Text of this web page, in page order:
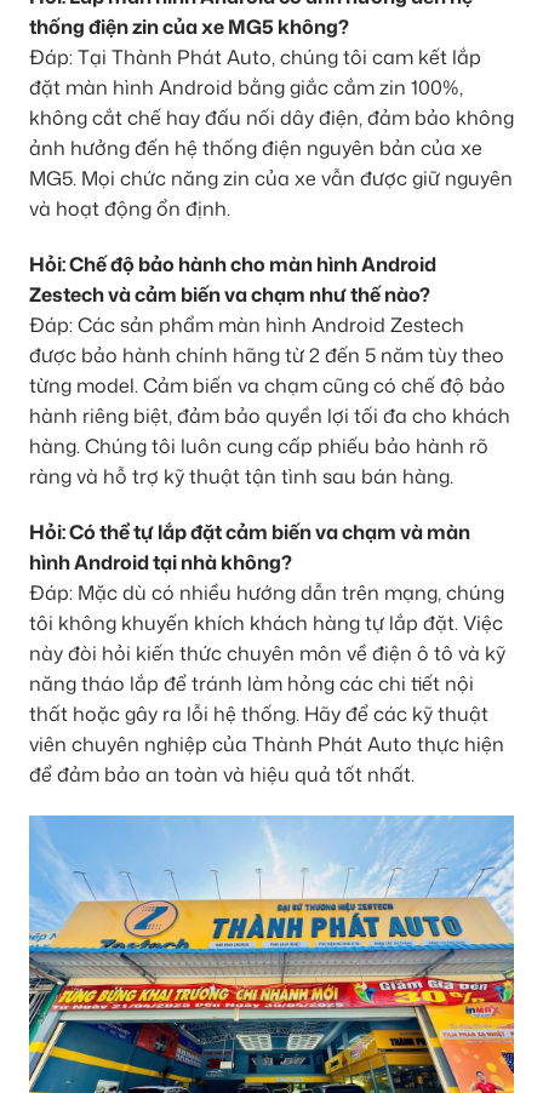
thống điện zin của xe MG5 không?
Đáp: Tại Thành Phát Auto, chúng tôi cam kết lắp
đặt màn hình Android bằng giắc cắm zin 100%,
không cắt chế hay đấu nối dây điện, đảm bảo không
ảnh hưởng đến hệ thống điện nguyên bản của xe
MG5. Mọi chức năng zin của xe vẫn được giữ nguyên
và hoạt động ổn định.
Hỏi: Chế độ bảo hành cho màn hình Android
Zestech và cảm biến va chạm như thế nào?
Đáp: Các sản phẩm màn hình Android Zestech
được bảo hành chính hãng từ 2 đến 5 năm tùy theo
từng model. Cảm biến va chạm cũng có chế độ bảo
hành riêng biệt, đảm bảo quyền lợi tối đa cho khách
hàng. Chúng tôi luôn cung cấp phiếu bảo hành rõ
ràng và hỗ trợ kỹ thuật tận tình sau bán hàng.
Hỏi: Có thể tự lắp đặt cảm biến va chạm và màn
hình Android tại nhà không?
Đáp: Mặc dù có nhiều hướng dẫn trên mạng, chúng
tôi không khuyến khích khách hàng tự lắp đặt. Việc
này đòi hỏi kiến thức chuyên môn về điện ô tô và kỹ
năng tháo lắp để tránh làm hỏng các chi tiết nội
thất hoặc gây ra lỗi hệ thống. Hãy để các kỹ thuật
viên chuyên nghiệp của Thành Phát Auto thực hiện
để đảm bảo an toàn và hiệu quả tốt nhất.